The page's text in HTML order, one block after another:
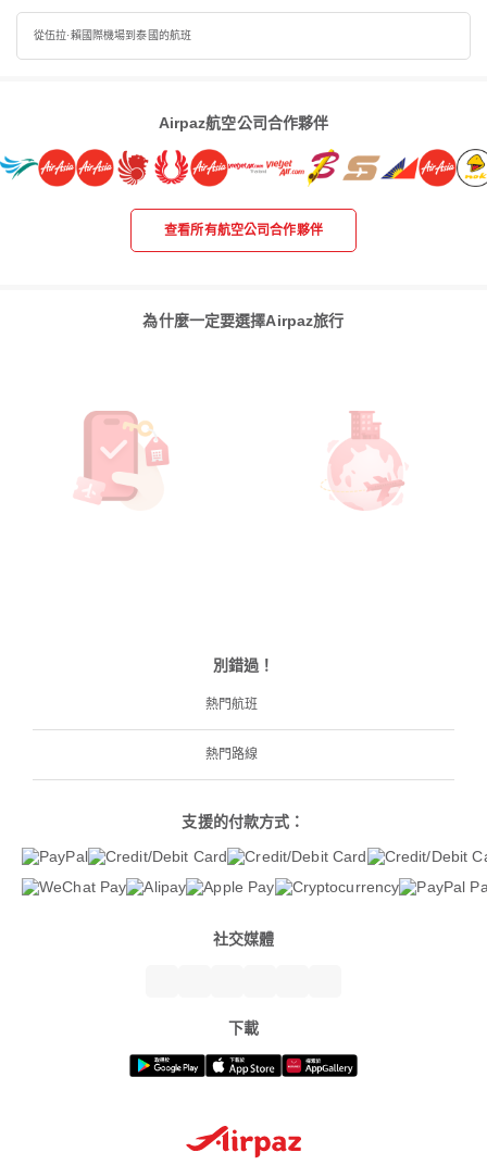
從伍拉·賴國際機場到泰國的航班
Airpaz航空公司合作夥伴
查看所有航空公司合作夥伴
為什麼一定要選擇Airpaz旅行
別錯過！
熱門航班
熱門路線
支援的付款方式：
社交媒體
下載